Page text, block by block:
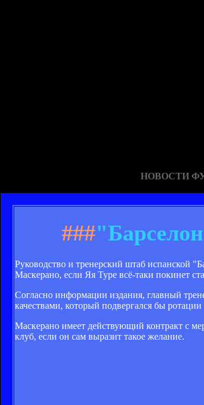
НОВОСТИ
###
Руководство и тренерский штаб испанской
Маскерано, если Яя Туре всё-таки покинет
Согласно информации издания, главный
качествами, который подвергался бы
Маскерано имеет действующий контракт с
клуб, если он сам выразит такое желание.